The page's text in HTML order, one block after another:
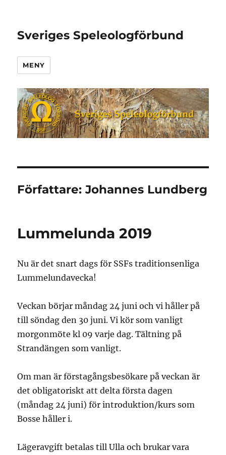
Sveriges Speleologförbund
MENY
Författare:Johannes Lundberg
Lummelunda 2019
Nu är det snart dags för SSFs traditionsenliga
Lummelundavecka!
Veckan börjar måndag 24 juni och vi håller på
till söndag den 30 juni. Vi kör som vanligt
morgonmöte kl 09 varje dag. Tältning på
Strandängen som vanligt.
Om man är förstagångsbesökare på veckan är
det obligatoriskt att delta första dagen
(måndag 24 juni) för introduktion/kurs som
Bosse håller i.
Lägeravgift betalas till Ulla och brukar vara